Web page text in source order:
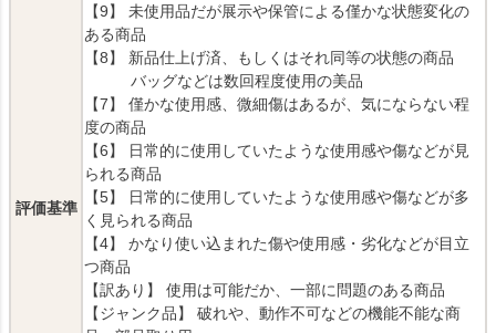
評価基準
【9】 未使用品だが展示や保管による僅かな状態変化の
ある商品
【8】 新品仕上げ済、もしくはそれ同等の状態の商品
バッグなどは数回程度使用の美品
【7】 僅かな使用感、微細傷はあるが、気にならない程
度の商品
【6】 日常的に使用していたような使用感や傷などが見
られる商品
【5】 日常的に使用していたような使用感や傷などが多
く見られる商品
【4】 かなり使い込まれた傷や使用感・劣化などが目立
つ商品
【訳あり】 使用は可能だか、一部に問題のある商品
【ジャンク品】 破れや、動作不可などの機能不能な商